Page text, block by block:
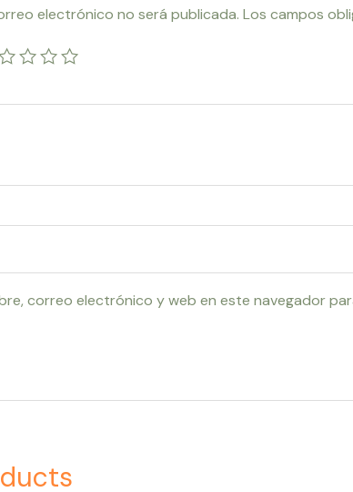
electrónico no será publicada. Los campos
correo electrónico y web en este navegador